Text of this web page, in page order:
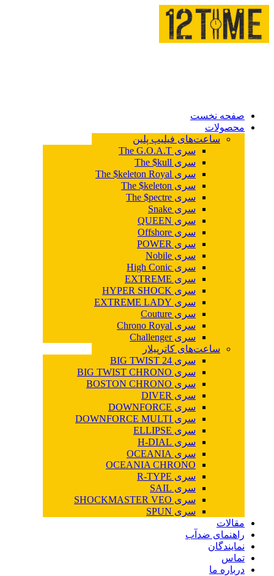
صفحه نخست
محصولات
ساعت‌های فیلیپ پلین
سری The G.O.A.T
سری The $kull
سری The $keleton Royal
سری The $keleton
سری The $pectre
سری Snake
سری QUEEN
سری Offshore
سری POWER
سری Nobile
سری High Conic
سری EXTREME
سری HYPER SHOCK
سری EXTREME LADY
سری Couture
سری Chrono Royal
سری Challenger
ساعت‌های کاترپیلار
سری BIG TWIST 24
سری BIG TWIST CHRONO
سری BOSTON CHRONO
سری DIVER
سری DOWNFORCE
سری DOWNFORCE MULTI
سری ELLIPSE
سری H-DIAL
سری OCEANIA
OCEANIA CHRONO
سری R-TYPE
سری SAIL
سری SHOCKMASTER VEO
سری SPUN
مقالات
راهنمای ضدآب
نمایندگان
تماس
درباره ما